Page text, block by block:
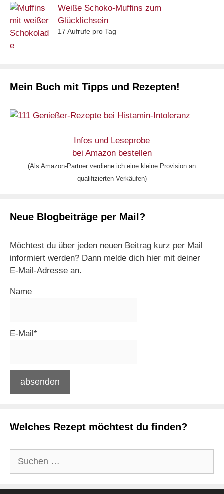
Weiße Schoko-Muffins zum
Glücklichsein
17 Aufrufe pro Tag
Mein Buch mit Tipps und Rezepten!
Infos und Leseprobe
bei Amazon bestellen
(Als Amazon-Partner verdiene ich eine kleine Provision an
qualifizierten Verkäufen)
Neue Blogbeiträge per Mail?
Möchtest du über jeden neuen Beitrag kurz per Mail
informiert werden? Dann melde dich hier mit deiner
E-Mail-Adresse an.
Name
E-Mail*
Welches Rezept möchtest du finden?
nach: